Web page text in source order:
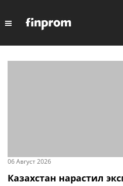
06 Август 2026
Казахстан нарастил